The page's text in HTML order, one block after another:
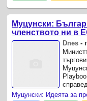
Муцунски:
членството ни в
Dnes -